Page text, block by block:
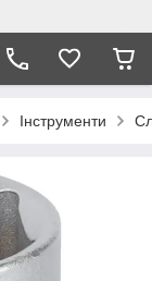
Інструменти